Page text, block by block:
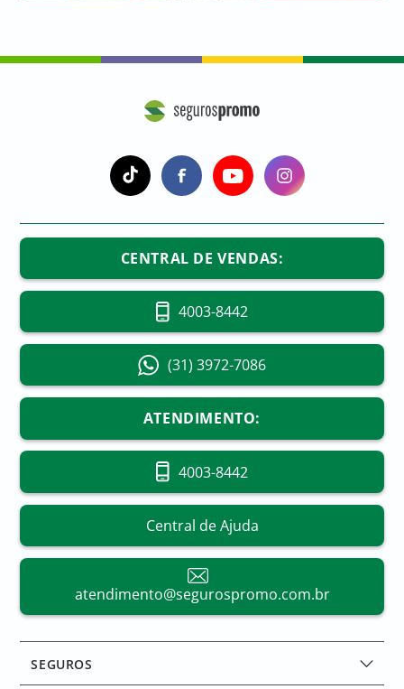
SEGUROS
CENTRAL DE VENDAS:
4003-8442
(31) 3972-7086
ATENDIMENTO:
4003-8442
Central de Ajuda
atendimento@segurospromo.com.br